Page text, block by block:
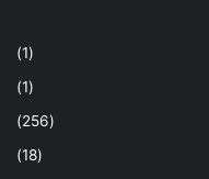
(1)
(1)
(256)
(18)